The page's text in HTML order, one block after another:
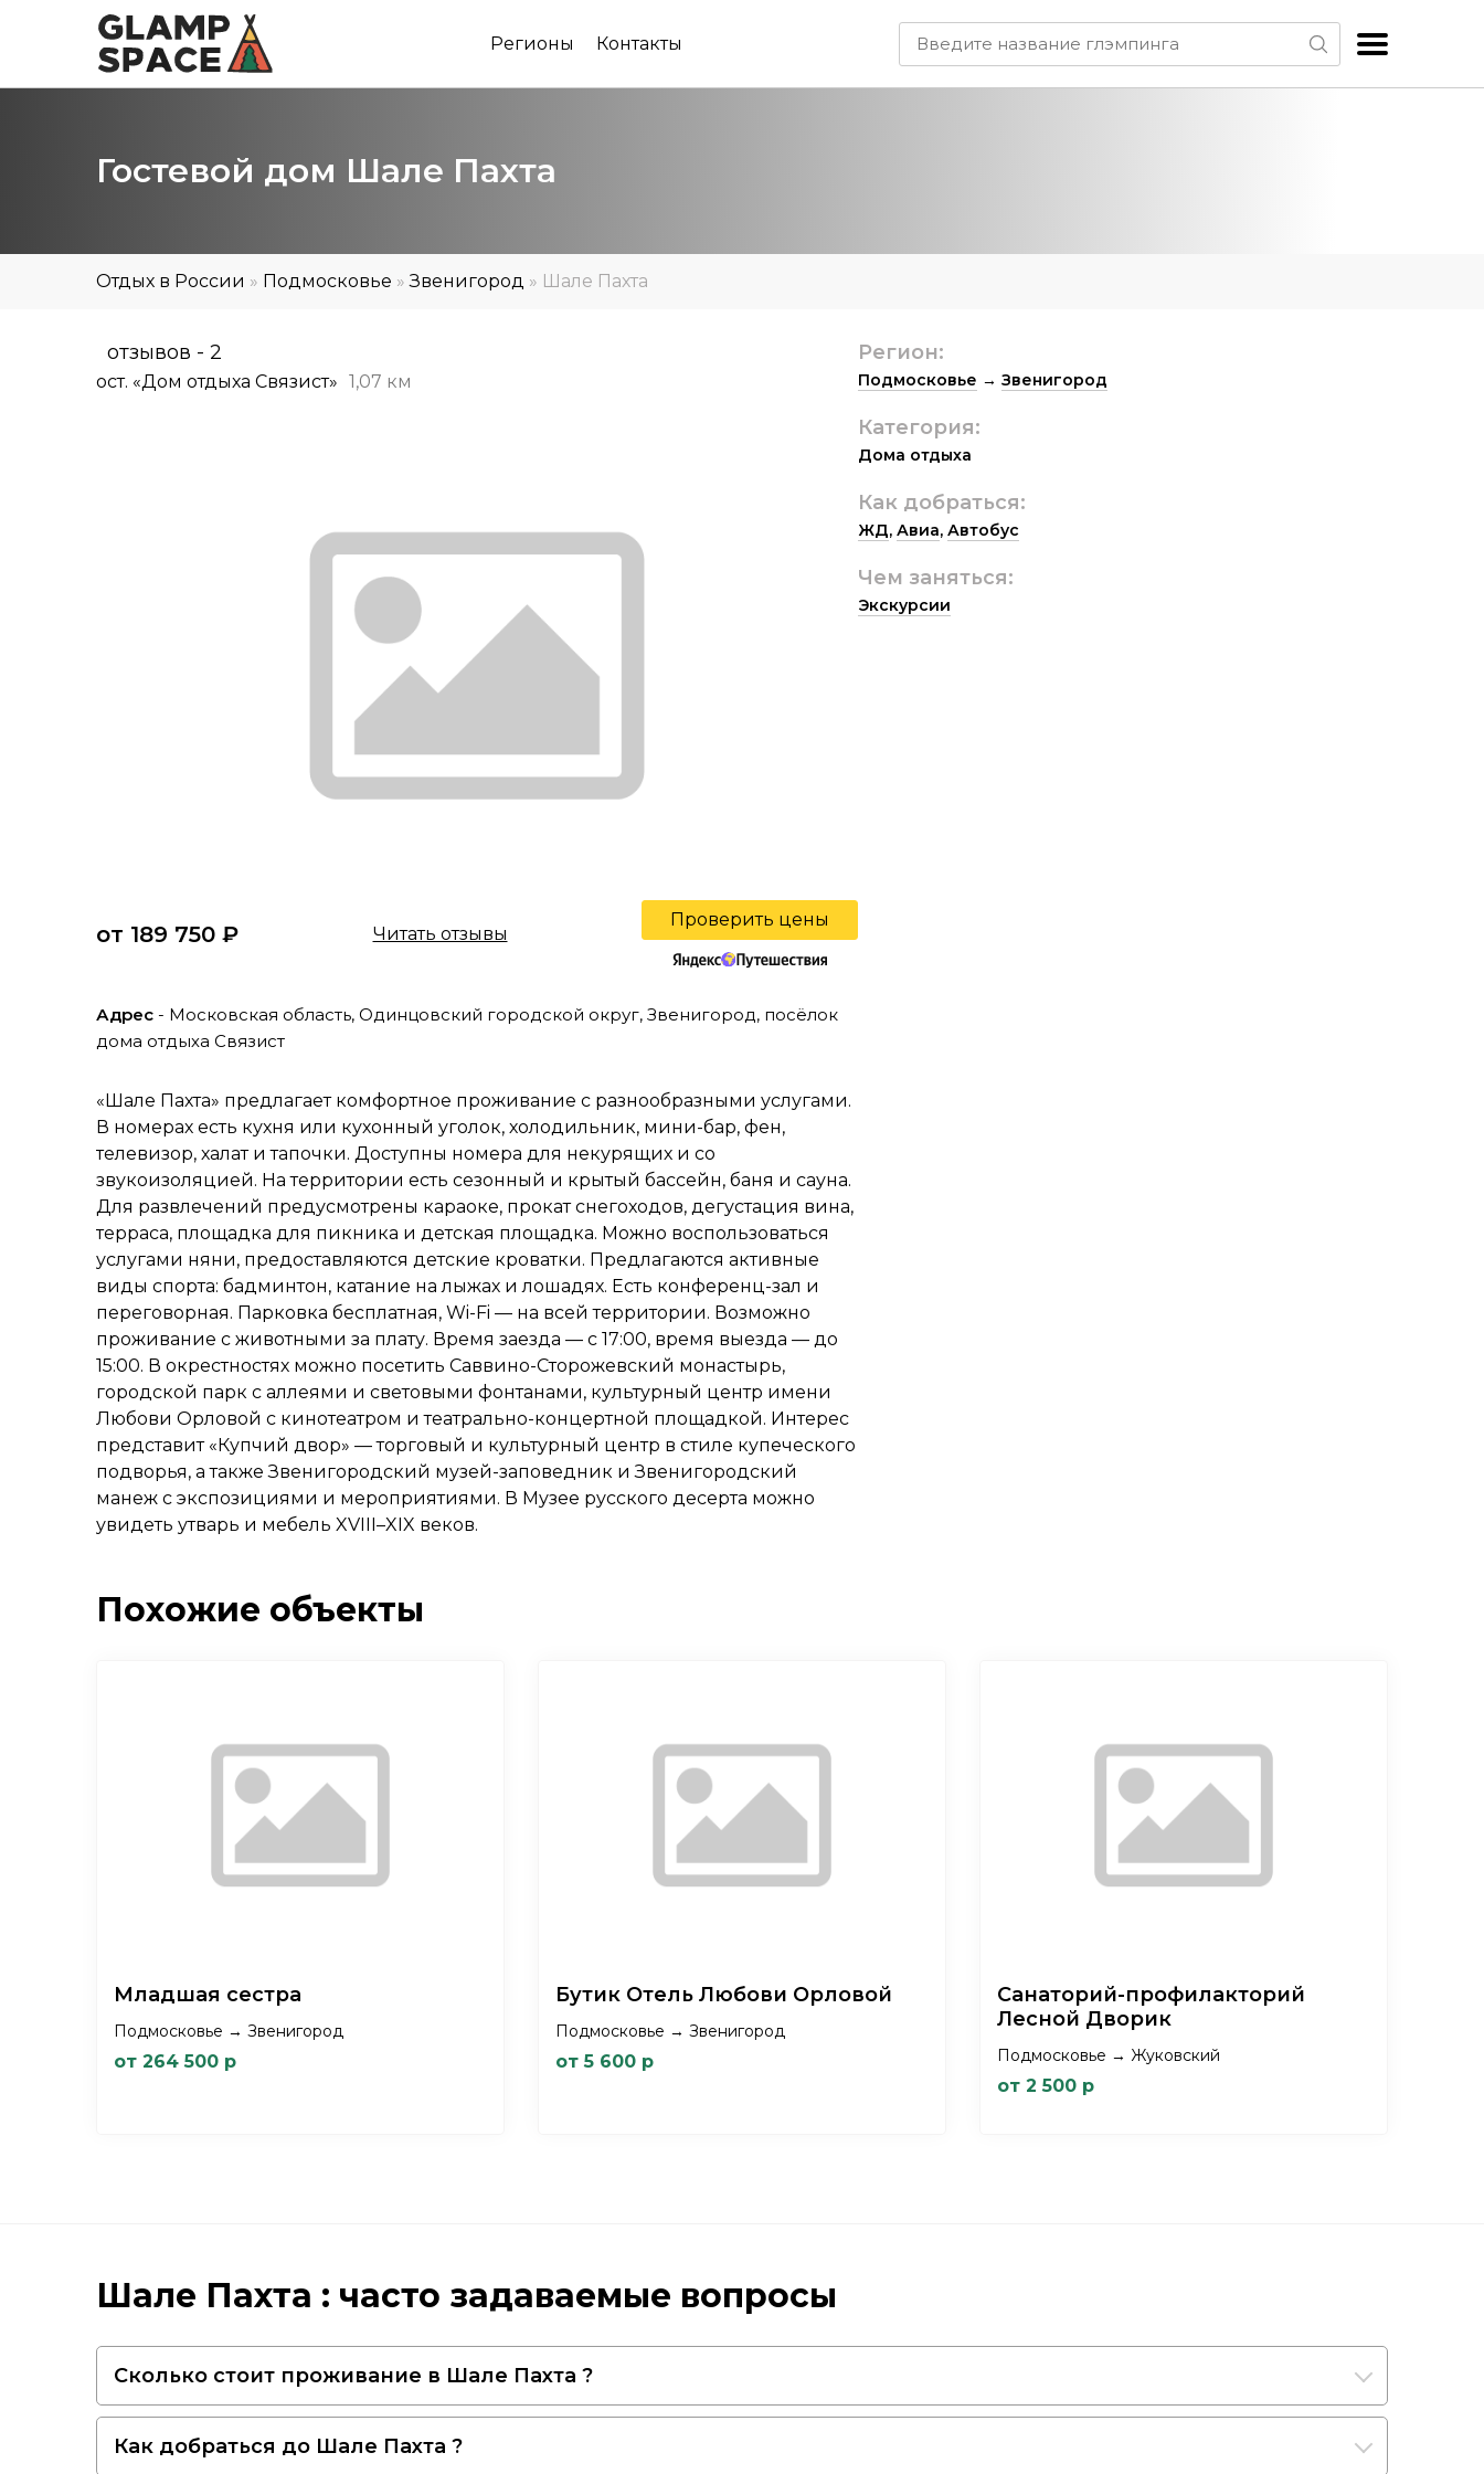
Регионы Контакты
Гостевой дом Шале Пахта
Отдых в России » Подмосковье »Звенигород » Шале Пахта
отзывов - 2
ост. «Дом отдыха Связист» 1,07 км
от 189 750 ₽ Читать отзывы
Проверить цены
Адрес - Московская область, Одинцовский городской округ, Звенигород, посёлок
дома отдыха Связист
«Шале Пахта» предлагает комфортное проживание с разнообразными услугами.
В номерах есть кухня или кухонный уголок, холодильник, мини-бар, фен,
телевизор, халат и тапочки. Доступны номера для некурящих и со
звукоизоляцией. На территории есть сезонный и крытый бассейн, баня и сауна.
Для развлечений предусмотрены караоке, прокат снегоходов, дегустация вина,
терраса, площадка для пикника и детская площадка. Можно воспользоваться
услугами няни, предоставляются детские кроватки. Предлагаются активные
виды спорта: бадминтон, катание на лыжах и лошадях. Есть конференц-зал и
переговорная. Парковка бесплатная, Wi-Fi — на всей территории. Возможно
проживание с животными за плату. Время заезда — с 17:00, время выезда — до
15:00. В окрестностях можно посетить Саввино-Сторожевский монастырь,
городской парк с аллеями и световыми фонтанами, культурный центр имени
Любови Орловой с кинотеатром и театрально-концертной площадкой. Интерес
представит «Купчий двор» — торговый и культурный центр в стиле купеческого
подворья, а также Звенигородский музей-заповедник и Звенигородский
манеж с экспозициями и мероприятиями. В Музее русского десерта можно
увидеть утварь и мебель XVIII–XIX веков.
Регион:
Подмосковье → Звенигород
Категория:
Дома отдыха
Как добраться:
ЖД, Авиа, Автобус
Чем заняться:
Экскурсии
Похожие объекты
Младшая сестра
Подмосковье → Звенигород
от 264 500 р
Бутик Отель Любови Орловой
Подмосковье → Звенигород
от 5 600 р
Санаторий-профилакторий
Лесной Дворик
Подмосковье → Жуковский
от 2 500 р
Шале Пахта : часто задаваемые вопросы
Сколько стоит проживание в Шале Пахта ?
Как добраться до Шале Пахта ?